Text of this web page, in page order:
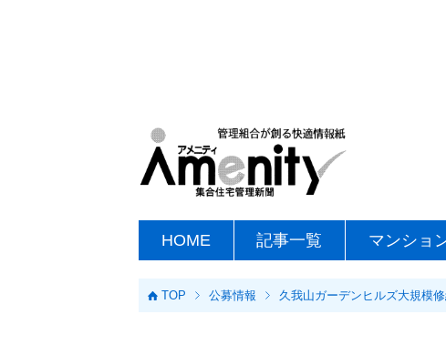
HOME 記事一覧 マンショ
TOP 公募情報 久我山ガーデンヒルズ大規模